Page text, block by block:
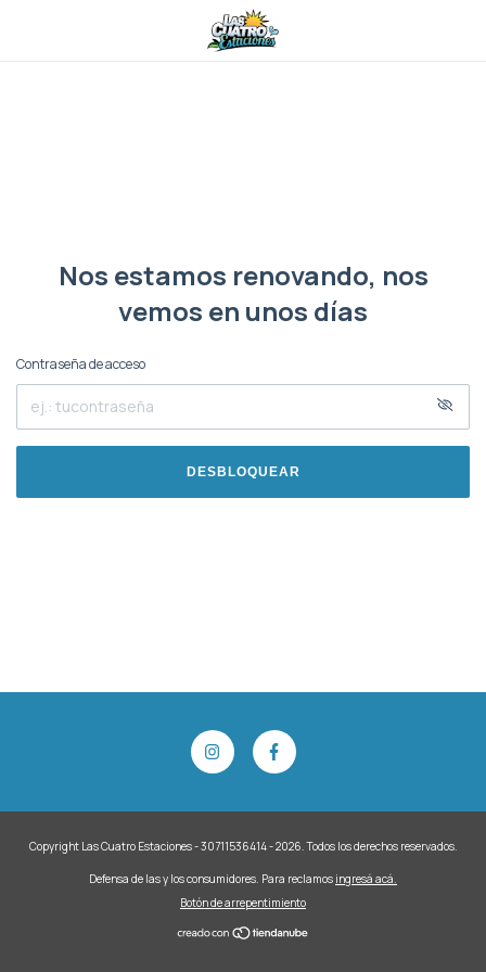
Nos estamos renovando, nos
vemos en unos días
Contraseña de acceso
DESBLOQUEAR
Copyright Las Cuatro Estaciones - 30711536414 - 2026. Todos los derechos reservados.
Defensa de las y los consumidores. Para reclamos ingresá acá.
Botón de arrepentimiento